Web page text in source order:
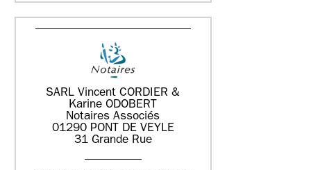
SARL Vincent CORDIER &
Karine ODOBERT
Notaires Associés
01290 PONT DE VEYLE
31 Grande Rue